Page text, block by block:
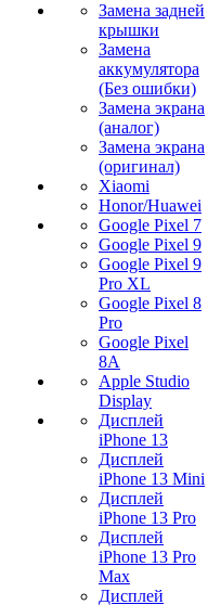
Замена задней
крышки
Замена
аккумулятора
(Без ошибки)
Замена экрана
(аналог)
Замена экрана
(оригинал)
Xiaomi
Honor/Huawei
Google Pixel 7
Google Pixel 9
Google Pixel 9
Pro XL
Google Pixel 8
Pro
Google Pixel
8A
Apple Studio
Display
Дисплей
iPhone 13
Дисплей
iPhone 13 Mini
Дисплей
iPhone 13 Pro
Дисплей
iPhone 13 Pro
Max
Дисплей